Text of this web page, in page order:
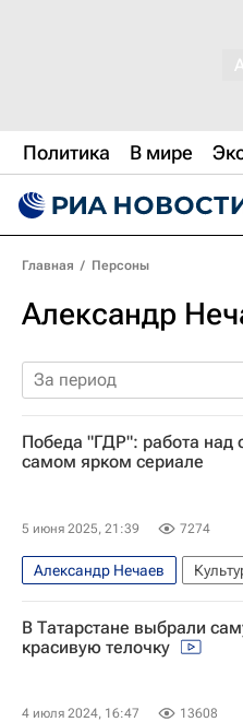
Политика В мире
Главная / Персоны
Александр
За период
Победа "ГДР": работа над
самом ярком сериале
5 июня 2025, 21:39 7274
Александр Нечаев
СССР
Россия
Михаил
Борис Ельцин
Штази
Новости культуры
Кино
В Татарстане выбрали
красивую телочку
4 июля 2024, 16:47 13608